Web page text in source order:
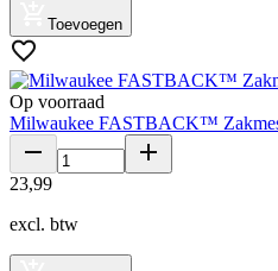
Toevoegen
Op voorraad
Milwaukee FASTBACK™
23,99
excl. btw